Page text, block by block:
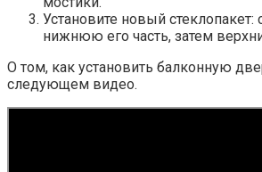
Установите новый стеклопакет:
нижнюю его часть, затем
О том, как установить балконную
следующем видео.